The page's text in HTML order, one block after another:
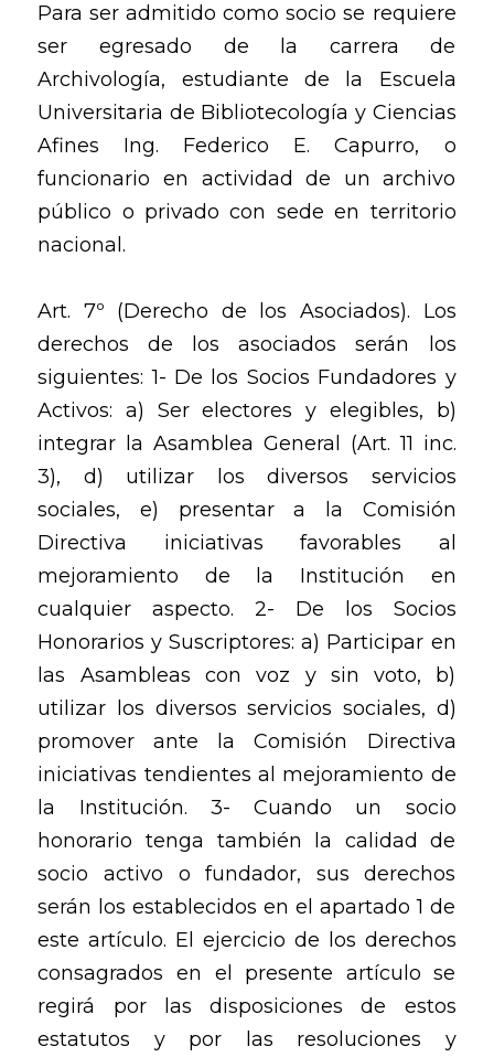
Para ser admitido como socio se requiere
ser egresado de la carrera de
Archivología, estudiante de la Escuela
Universitaria de Bibliotecología y Ciencias
Afines Ing. Federico E. Capurro, o
funcionario en actividad de un archivo
público o privado con sede en territorio
nacional.
Art. 7º (Derecho de los Asociados). Los
derechos de los asociados serán los
siguientes: 1- De los Socios Fundadores y
Activos: a) Ser electores y elegibles, b)
integrar la Asamblea General (Art. 11 inc.
3), d) utilizar los diversos servicios
sociales, e) presentar a la Comisión
Directiva iniciativas favorables al
mejoramiento de la Institución en
cualquier aspecto. 2- De los Socios
Honorarios y Suscriptores: a) Participar en
las Asambleas con voz y sin voto, b)
utilizar los diversos servicios sociales, d)
promover ante la Comisión Directiva
iniciativas tendientes al mejoramiento de
la Institución. 3- Cuando un socio
honorario tenga también la calidad de
socio activo o fundador, sus derechos
serán los establecidos en el apartado 1 de
este artículo. El ejercicio de los derechos
consagrados en el presente artículo se
regirá por las disposiciones de estos
estatutos y por las resoluciones y